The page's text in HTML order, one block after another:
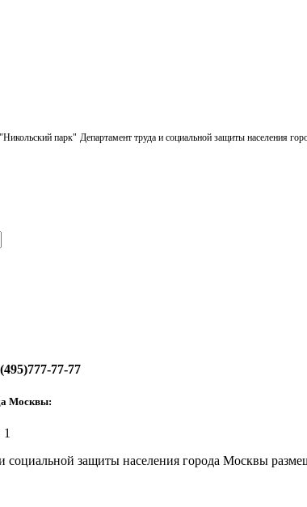
парк" Департамент труда и социальной защиты населения
77-77
Москвы:
социальной защиты населения города Москвы